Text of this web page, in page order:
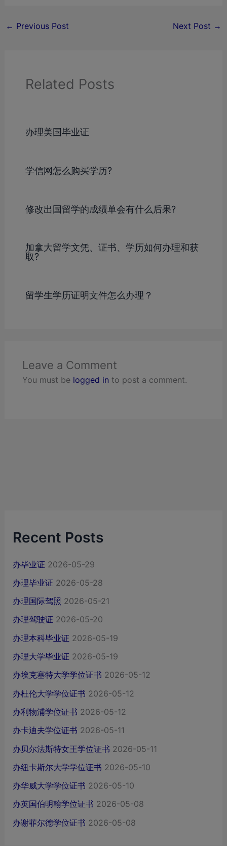
← Previous Post Next Post →
Related Posts
办理美国毕业证
学信网怎么购买学历?
修改出国留学的成绩单会有什么后果?
加拿大留学文凭、证书、学历如何办理和获
取?
留学生学历证明文件怎么办理？
Leave a Comment
You must be logged in to post a comment.
Recent Posts
办毕业证 2026-05-29
办理毕业证 2026-05-28
办理国际驾照 2026-05-21
办理驾驶证 2026-05-20
办理本科毕业证 2026-05-19
办理大学毕业证 2026-05-19
办埃克塞特大学学位证书 2026-05-12
办杜伦大学学位证书 2026-05-12
办利物浦学位证书 2026-05-12
办卡迪夫学位证书 2026-05-11
办贝尔法斯特女王学位证书 2026-05-11
办纽卡斯尔大学学位证书 2026-05-10
办华威大学学位证书 2026-05-10
办英国伯明翰学位证书 2026-05-08
办谢菲尔德学位证书 2026-05-08